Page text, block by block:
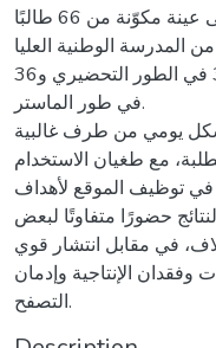
وقد تم توزيع الاستمارة الإلكترونية على عينة مكوّنة من 66 طالبًا
من المدرسة الوطنية العليا
للصحافة وعلوم الإعلام، من بينهم 30 في الطور التحضيري و36
في طور الماستر.
يومي من طرف غالبية
مع طغيان الاستخدام
توظيف الموقع لأهداف
حضورًا متفاوتًا لبعض
في مقابل انتشار قوي
وفقدان الإنتاجية وإدمان